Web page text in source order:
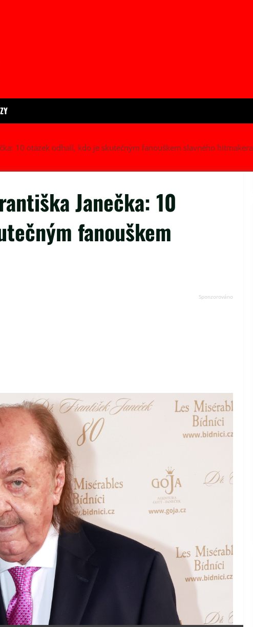
10 otázek odhalí, kdo je skutečným fanouškem slavného hitmakera
Janečka: 10
fanouškem